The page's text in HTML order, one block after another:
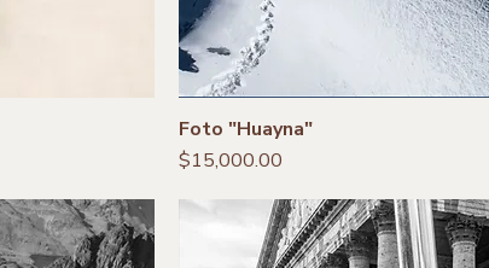
Foto "Huayna"
Precio
$15,000.00